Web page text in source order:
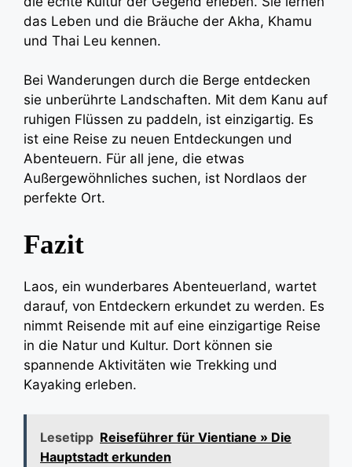
das Leben und die Bräuche der Akha, Khamu
und Thai Leu kennen.
Bei Wanderungen durch die Berge entdecken
sie unberührte Landschaften. Mit dem Kanu auf
ruhigen Flüssen zu paddeln, ist einzigartig. Es
ist eine Reise zu neuen Entdeckungen und
Abenteuern. Für all jene, die etwas
Außergewöhnliches suchen, ist Nordlaos der
perfekte Ort.
Fazit
Laos, ein wunderbares Abenteuerland, wartet
darauf, von Entdeckern erkundet zu werden. Es
nimmt Reisende mit auf eine einzigartige Reise
in die Natur und Kultur. Dort können sie
spannende Aktivitäten wie Trekking und
Kayaking erleben.
Lesetipp Reiseführer für Vientiane » Die
Hauptstadt erkunden